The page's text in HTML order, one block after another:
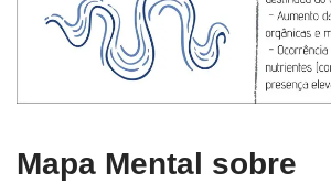
Mapa Mental sobre